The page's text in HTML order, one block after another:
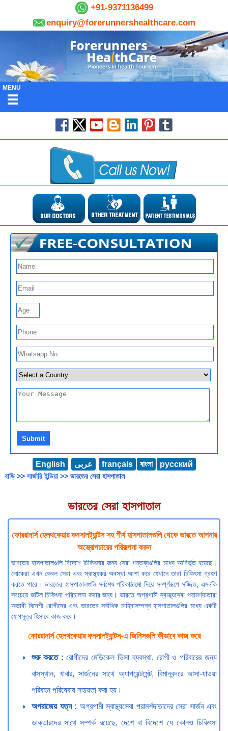
+91-9371136499
enquiry@forerunnershealthcare.com
MENU
English عربى français বাংলা русский
বাড়ি>> সার্জারি ইন্ডিয়া>> ভারতের সেরা হাসপাতাল
ভারতের সেরা হাসপাতাল
ফোররানার্স হেলথকেয়ার কনসালট্যান্টস সহ শীর্ষ হাসপাতালগুলি থেকে ভারতে আপনার
অস্ত্রোপচারের পরিকল্পনা করুন
ভারতের হাসপাতালগুলি বিদেশে চিকিৎসার জন্য সেরা গন্তব্যগুলির মধ্যে আবির্ভূত হয়েছে।
লোকেরা এখন কেবল সেরা এবং স্বাস্থ্যকর অবস্থা আশা করে যেখানে তারা চিকিৎসা গ্রহণ
করতে পারে। ভারতের হাসপাতালগুলি সর্বশেষ পরিকাঠামো দিয়ে সম্পূর্ণরূপে সজ্জিত, এমনকি
সবচেয়ে জটিল চিকিৎসা পরিচালনা করার জন্য। ভারতে অগ্রগামী স্বাস্থ্যসেবা পরামর্শদাতারা
অভাবী বিদেশী রোগীদের এবং ভারতের সর্বাধিক চাহিদাসম্পন্ন হাসপাতালগুলির মধ্যে একটি
যোগসূত্র হিসাবে কাজ করে।
ফোররানার্স হেলথকেয়ার কনসালট্যান্টস-এ জিনিসগুলি কীভাবে কাজ করে
শুরু করতে : রোগীদের মেডিকেল ভিসা ব্যবস্থা, রোগী ও পরিবারের জন্য
বাসস্থান, খাবার, সার্জনের সাথে অ্যাপয়েন্টমেন্ট, বিমানবন্দরে আসা-যাওয়া
পরিবহন পরিষেবায় সহায়তা করা হয়।
অপরাজেয় যত্ন : অগ্রগামী স্বাস্থ্যসেবা পরামর্শদাতাদের সেরা সার্জন এবং
ডাক্তারদের সাথে সম্পর্ক রয়েছে, দেশে বা বিদেশে যে কোনও চিকিৎসা